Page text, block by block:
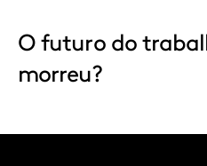
O futuro do
morreu?